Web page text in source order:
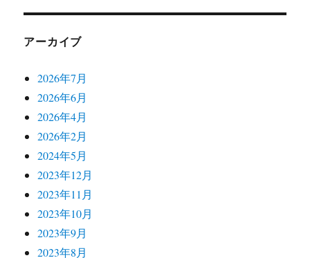
アーカイブ
2026年7月
2026年6月
2026年4月
2026年2月
2024年5月
2023年12月
2023年11月
2023年10月
2023年9月
2023年8月